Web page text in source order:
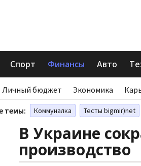
Спорт Финансы Авто
Личный бюджет Экономика
темы: Коммуналка Тесты bigmir)net
В Украине
производство